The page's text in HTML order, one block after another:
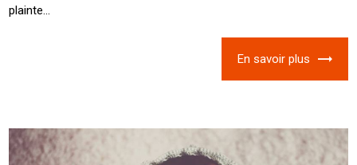
plainte...
En savoir plus